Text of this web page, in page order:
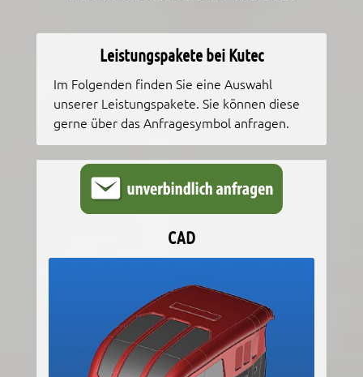
Leistungspakete bei Kutec
Im Folgenden finden Sie eine Auswahl
unserer Leistungspakete. Sie können diese
gerne über das Anfragesymbol anfragen.
CAD